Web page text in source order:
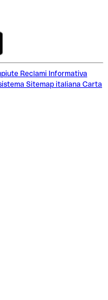
Reclami Informativa
Sitemap italiana Carta